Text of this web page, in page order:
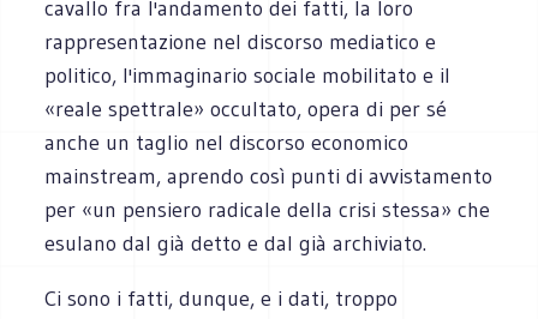
cavallo fra l'andamento dei fatti, la loro
rappresentazione nel discorso mediatico e
politico, l'immaginario sociale mobilitato e il
«reale spettrale» occultato, opera di per sé
anche un taglio nel discorso economico
mainstream, aprendo così punti di avvistamento
per «un pensiero radicale della crisi stessa» che
esulano dal già detto e dal già archiviato.
Ci sono i fatti, dunque, e i dati, troppo